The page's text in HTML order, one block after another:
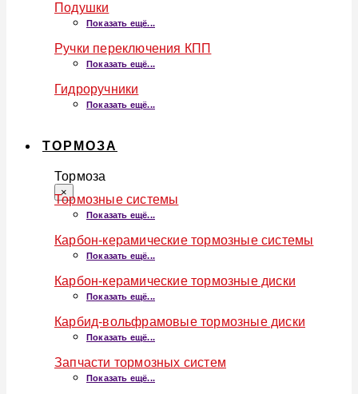
Подушки
Показать ещё...
Ручки переключения КПП
Показать ещё...
Гидроручники
Показать ещё...
ТОРМОЗА
Тормоза
×
Тормозные системы
Показать ещё...
Карбон-керамические тормозные системы
Показать ещё...
Карбон-керамические тормозные диски
Показать ещё...
Карбид-вольфрамовые тормозные диски
Показать ещё...
Запчасти тормозных систем
Показать ещё...